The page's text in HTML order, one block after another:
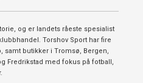
og er landets råeste spesialist
Torshov Sport har fire
samt butikker i Tromsø, Bergen,
Fredrikstad med fokus på fotball,